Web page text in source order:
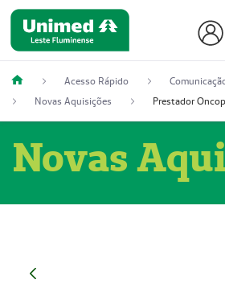
Acesso Rápido
Novas Aquisições
Novas